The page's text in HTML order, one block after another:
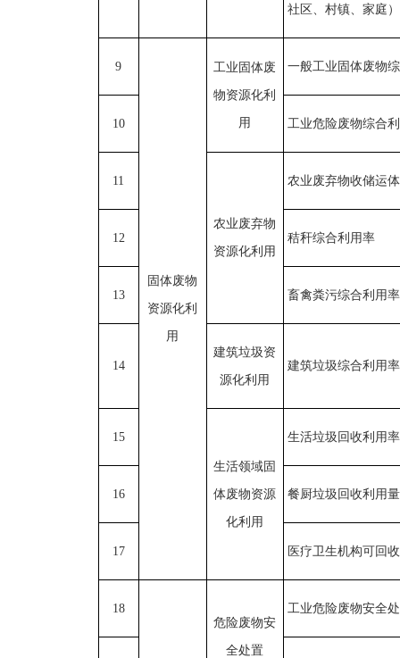
社区、村镇、家庭）
9
固体废物
资源化利
用
工业固体废
物资源化利
用
一般工业固体废物
10 工业危险废物综合
11
农业废弃物
资源化利用
农业废弃物收储运
12 秸秆综合利用率
13 畜禽粪污综合利用率
14
建筑垃圾资
源化利用
建筑垃圾综合利用率
15
生活领域固
体废物资源
化利用
生活垃圾回收利用率
16 餐厨垃圾回收利用
17 医疗卫生机构可回
18
危险废物安
全处置
工业危险废物安全